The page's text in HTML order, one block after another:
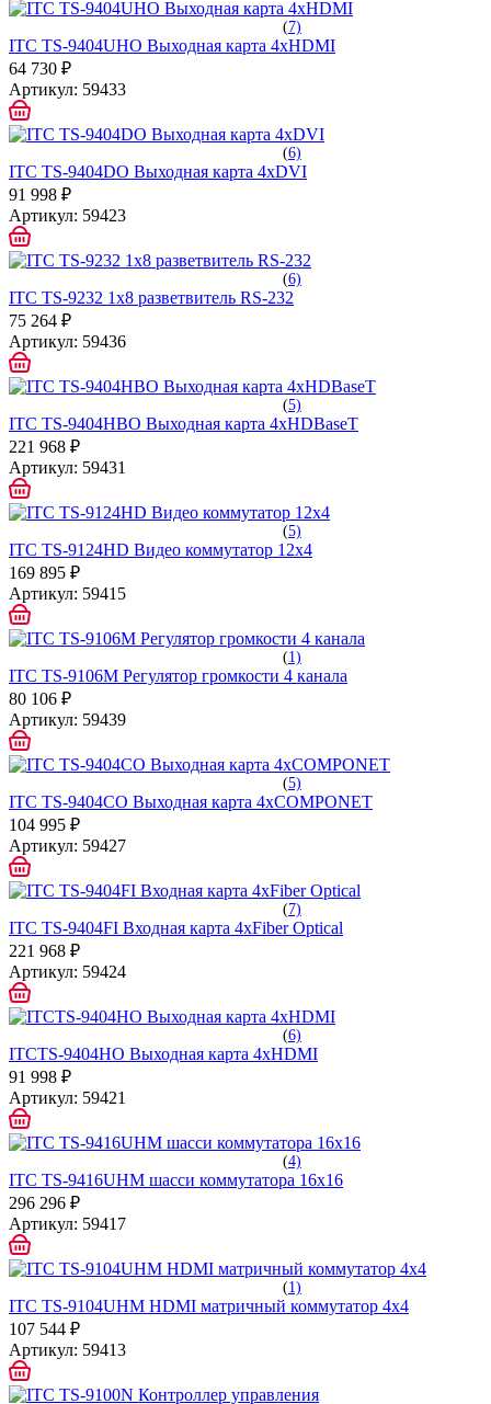
(7)
ITC TS-9404UHO Выходная карта 4хHDMI
64 730 ₽
Артикул: 59433
(6)
ITC TS-9404DO Выходная карта 4хDVI
91 998 ₽
Артикул: 59423
(6)
ITC TS-9232 1х8 разветвитель RS-232
75 264 ₽
Артикул: 59436
(5)
ITC TS-9404HBO Выходная карта 4хHDBaseT
221 968 ₽
Артикул: 59431
(5)
ITC TS-9124HD Видео коммутатор 12х4
169 895 ₽
Артикул: 59415
(1)
ITC TS-9106M Регулятор громкости 4 канала
80 106 ₽
Артикул: 59439
(5)
ITC TS-9404CO Выходная карта 4хCOMPONET
104 995 ₽
Артикул: 59427
(7)
ITC TS-9404FI Входная карта 4хFiber Optical
221 968 ₽
Артикул: 59424
(6)
ITCTS-9404HO Выходная карта 4хHDMI
91 998 ₽
Артикул: 59421
(4)
ITC TS-9416UHM шасси коммутатора 16х16
296 296 ₽
Артикул: 59417
(1)
ITC TS-9104UHM HDMI матричный коммутатор 4x4
107 544 ₽
Артикул: 59413